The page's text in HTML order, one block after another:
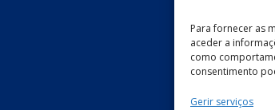
Para fornecer as
aceder a
como
consentimento
Gerir serviços